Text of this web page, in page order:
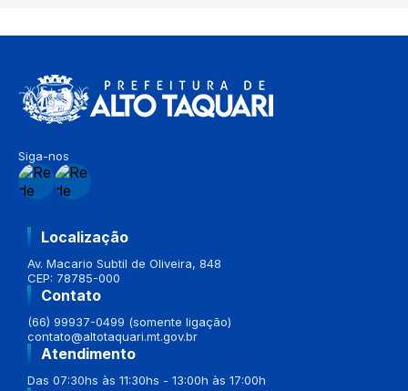
Siga-nos
Localização
Av. Macario Subtil de Oliveira, 848
CEP: 78785-000
Contato
(66) 99937-0499 (somente ligação)
contato@altotaquari.mt.gov.br
Atendimento
Das 07:30hs às 11:30hs - 13:00h às 17:00h